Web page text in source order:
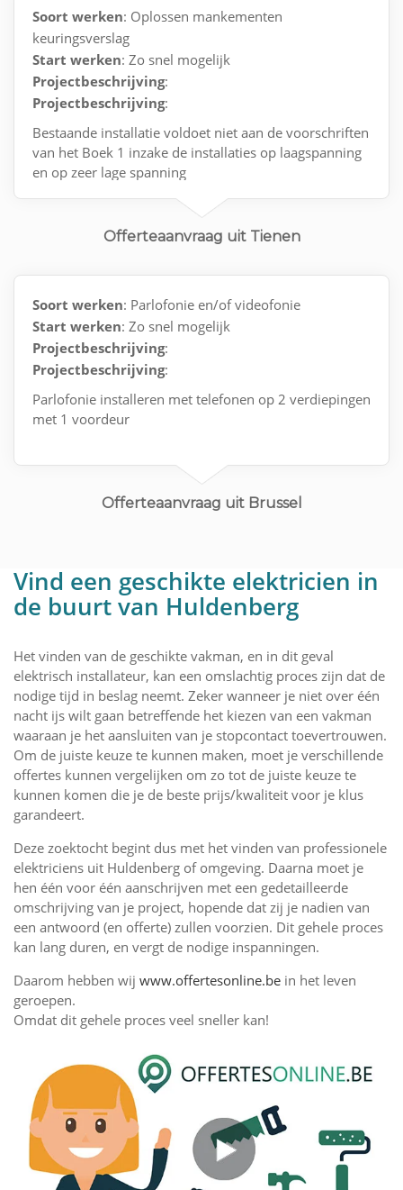
Soort werken: Oplossen mankementen
keuringsverslag
Start werken: Zo snel mogelijk
Projectbeschrijving:
Projectbeschrijving:
Bestaande installatie voldoet niet aan de voorschriften
van het Boek 1 inzake de installaties op laagspanning
en op zeer lage spanning
Offerteaanvraag uit Tienen
Soort werken: Parlofonie en/of videofonie
Start werken: Zo snel mogelijk
Projectbeschrijving:
Projectbeschrijving:
Parlofonie installeren met telefonen op 2 verdiepingen
met 1 voordeur
Offerteaanvraag uit Brussel
Vind een geschikte elektricien in
de buurt van Huldenberg
Het vinden van de geschikte vakman, en in dit geval
elektrisch installateur, kan een omslachtig proces zijn dat de
nodige tijd in beslag neemt. Zeker wanneer je niet over één
nacht ijs wilt gaan betreffende het kiezen van een vakman
waaraan je het aansluiten van je stopcontact toevertrouwen.
Om de juiste keuze te kunnen maken, moet je verschillende
offertes kunnen vergelijken om zo tot de juiste keuze te
kunnen komen die je de beste prijs/kwaliteit voor je klus
garandeert.
Deze zoektocht begint dus met het vinden van professionele
elektriciens uit Huldenberg of omgeving. Daarna moet je
hen één voor één aanschrijven met een gedetailleerde
omschrijving van je project, hopende dat zij je nadien van
een antwoord (en offerte) zullen voorzien. Dit gehele proces
kan lang duren, en vergt de nodige inspanningen.
Daarom hebben wij www.offertesonline.be in het leven
geroepen.
Omdat dit gehele proces veel sneller kan!